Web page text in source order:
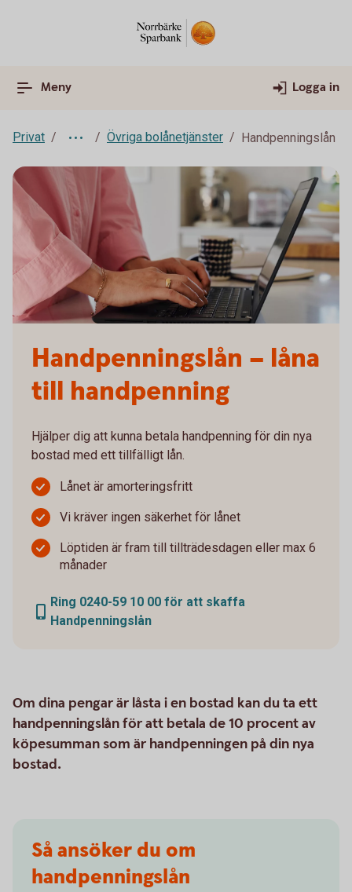
Meny Logga in
Privat Övriga bolånetjänster Handpenningslån
Handpenningslån – låna
till handpenning
Hjälper dig att kunna betala handpenning för din nya
bostad med ett tillfälligt lån.
Lånet är amorteringsfritt
Vi kräver ingen säkerhet för lånet
Löptiden är fram till tillträdesdagen eller max 6
månader
Ring 0240-59 10 00 för att skaffa
Handpenningslån
Om dina pengar är låsta i en bostad kan du ta ett
handpenningslån för att betala de 10 procent av
köpesumman som är handpenningen på din nya
bostad.
Så ansöker du om
handpenningslån